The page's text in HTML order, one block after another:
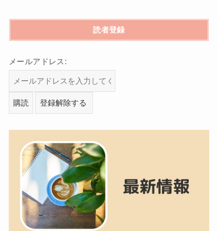
読者登録
メールアドレス: